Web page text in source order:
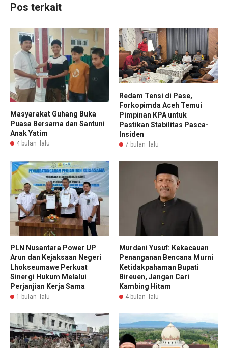
Pos terkait
Masyarakat Guhang Buka
Puasa Bersama dan Santuni
Anak Yatim
4 bulan lalu
Redam Tensi di Pase,
Forkopimda Aceh Temui
Pimpinan KPA untuk
Pastikan Stabilitas Pasca-
Insiden
7 bulan lalu
PLN Nusantara Power UP
Arun dan Kejaksaan Negeri
Lhokseumawe Perkuat
Sinergi Hukum Melalui
Perjanjian Kerja Sama
1 bulan lalu
Murdani Yusuf: Kekacauan
Penanganan Bencana Murni
Ketidakpahaman Bupati
Bireuen, Jangan Cari
Kambing Hitam
4 bulan lalu